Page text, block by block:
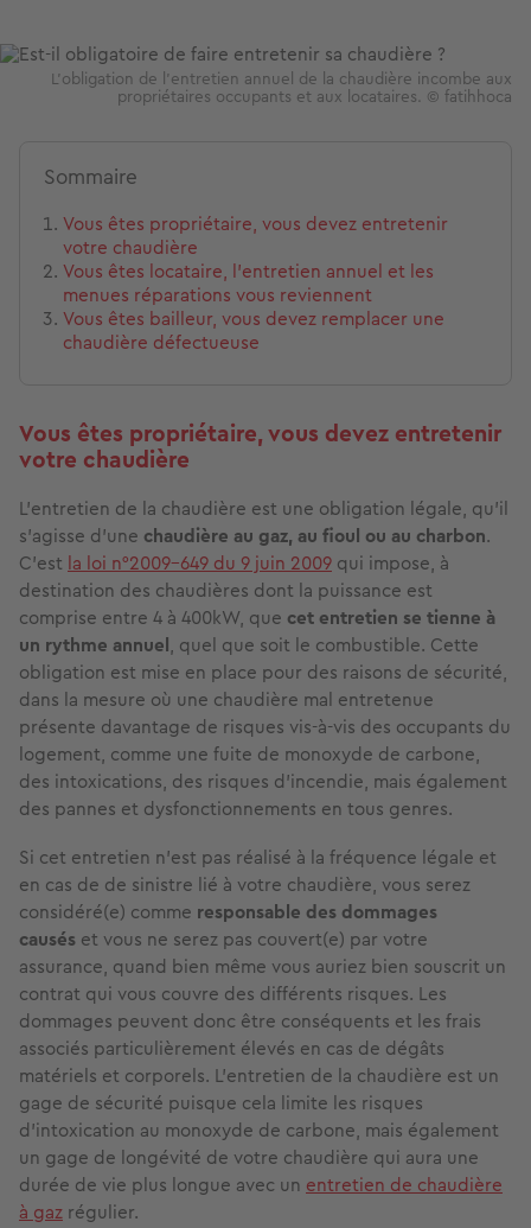
Image
L'obligation de l'entretien annuel de la chaudière incombe aux
propriétaires occupants et aux locataires. © fatihhoca
Sommaire
Vous êtes propriétaire, vous devez entretenir
votre chaudière
Vous êtes locataire, l’entretien annuel et les
menues réparations vous reviennent
Vous êtes bailleur, vous devez remplacer une
chaudière défectueuse
Vous êtes propriétaire, vous devez entretenir
votre chaudière
L’entretien de la chaudière est une obligation légale, qu’il
s’agisse d’une chaudière au gaz, au fioul ou au charbon.
C’est la loi n°2009-649 du 9 juin 2009 qui impose, à
destination des chaudières dont la puissance est
comprise entre 4 à 400kW, que cet entretien se tienne à
un rythme annuel, quel que soit le combustible. Cette
obligation est mise en place pour des raisons de sécurité,
dans la mesure où une chaudière mal entretenue
présente davantage de risques vis-à-vis des occupants du
logement, comme une fuite de monoxyde de carbone,
des intoxications, des risques d’incendie, mais également
des pannes et dysfonctionnements en tous genres.
Si cet entretien n’est pas réalisé à la fréquence légale et
en cas de de sinistre lié à votre chaudière, vous serez
considéré(e) comme responsable des dommages
causés et vous ne serez pas couvert(e) par votre
assurance, quand bien même vous auriez bien souscrit un
contrat qui vous couvre des différents risques. Les
dommages peuvent donc être conséquents et les frais
associés particulièrement élevés en cas de dégâts
matériels et corporels. L’entretien de la chaudière est un
gage de sécurité puisque cela limite les risques
d’intoxication au monoxyde de carbone, mais également
un gage de longévité de votre chaudière qui aura une
durée de vie plus longue avec un entretien de chaudière
à gaz régulier.